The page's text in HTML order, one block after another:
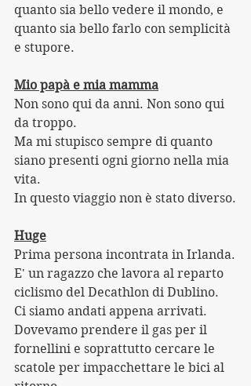
quanto sia bello vedere il mondo, e
quanto sia bello farlo con semplicità
e stupore.
Mio papà e mia mamma
Non sono qui da anni. Non sono qui
da troppo.
Ma mi stupisco sempre di quanto
siano presenti ogni giorno nella mia
vita.
In questo viaggio non è stato diverso.
Huge
Prima persona incontrata in Irlanda.
E' un ragazzo che lavora al reparto
ciclismo del Decathlon di Dublino.
Ci siamo andati appena arrivati.
Dovevamo prendere il gas per il
fornellini e soprattutto cercare le
scatole per impacchettare le bici al